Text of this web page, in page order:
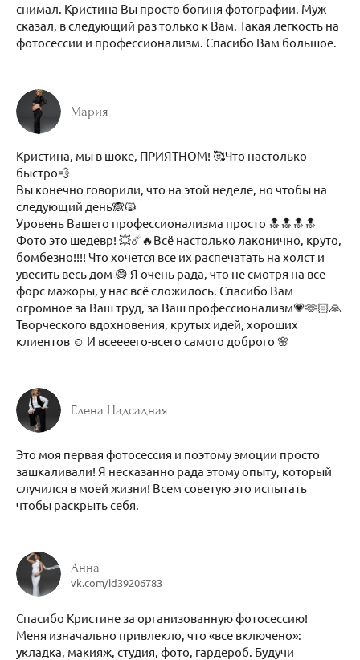
снимал. Кристина Вы просто богиня фотографии. Муж
сказал, в следующий раз только к Вам. Такая легкость на
фотосессии и профессионализм. Спасибо Вам большое.
Мария
Кристина, мы в шоке, ПРИЯТНОМ! 🥰Что настолько
быстро💨
Вы конечно говорили, что на этой неделе, но чтобы на
следующий день🙈🙀
Уровень Вашего профессионализма просто 🔝🔝🔝🔝
Фото это шедевр! 💥☄️🔥Всё настолько лаконично, круто,
бомбезно!!!! Что хочется все их распечатать на холст и
увесить весь дом 😄 Я очень рада, что не смотря на все
форс мажоры, у нас всё сложилось. Спасибо Вам
огромное за Ваш труд, за Ваш профессионализм💗🫶🏻🙏
Творческого вдохновения, крутых идей, хороших
клиентов ☺️ И всеееего-всего самого доброго 🌸
Елена Надсадная
Это моя первая фотосессия и поэтому эмоции просто
зашкаливали! Я несказанно рада этому опыту, который
случился в моей жизни! Всем советую это испытать
чтобы раскрыть себя.
Анна
vk.com/id39206783
Спасибо Кристине за организованную фотосессию!
Меня изначально привлекло, что «все включено»:
укладка, макияж, студия, фото, гардероб. Будучи